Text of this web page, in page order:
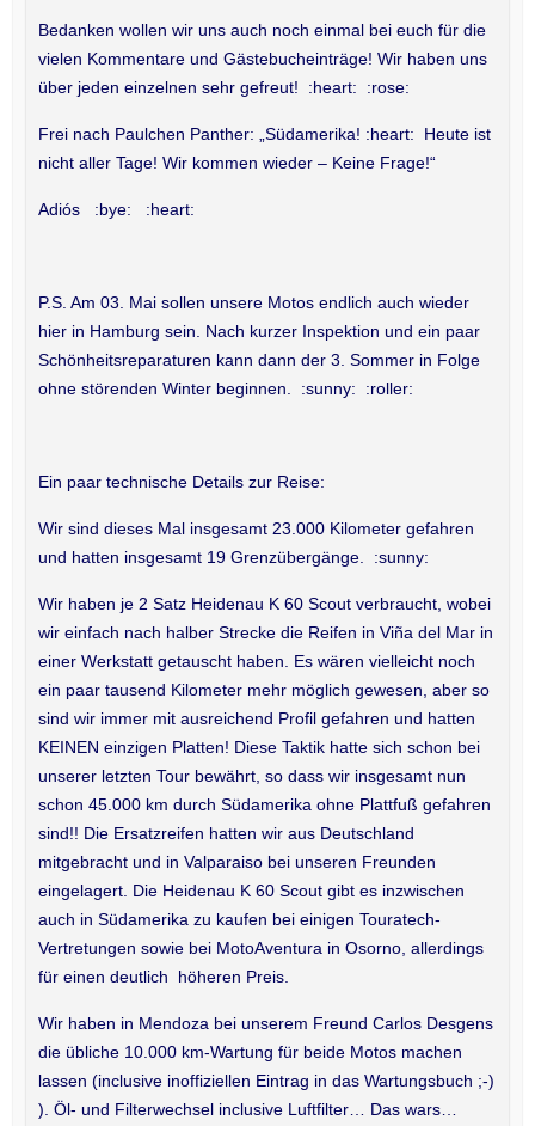
Bedanken wollen wir uns auch noch einmal bei euch für die
vielen Kommentare und Gästebucheinträge! Wir haben uns
über jeden einzelnen sehr gefreut! :heart: :rose:
Frei nach Paulchen Panther: „Südamerika! :heart: Heute ist
nicht aller Tage! Wir kommen wieder – Keine Frage!“
Adiós :bye: :heart:
P.S. Am 03. Mai sollen unsere Motos endlich auch wieder
hier in Hamburg sein. Nach kurzer Inspektion und ein paar
Schönheitsreparaturen kann dann der 3. Sommer in Folge
ohne störenden Winter beginnen. :sunny: :roller:
Ein paar technische Details zur Reise:
Wir sind dieses Mal insgesamt 23.000 Kilometer gefahren
und hatten insgesamt 19 Grenzübergänge. :sunny:
Wir haben je 2 Satz Heidenau K 60 Scout verbraucht, wobei
wir einfach nach halber Strecke die Reifen in Viña del Mar in
einer Werkstatt getauscht haben. Es wären vielleicht noch
ein paar tausend Kilometer mehr möglich gewesen, aber so
sind wir immer mit ausreichend Profil gefahren und hatten
KEINEN einzigen Platten! Diese Taktik hatte sich schon bei
unserer letzten Tour bewährt, so dass wir insgesamt nun
schon 45.000 km durch Südamerika ohne Plattfuß gefahren
sind!! Die Ersatzreifen hatten wir aus Deutschland
mitgebracht und in Valparaiso bei unseren Freunden
eingelagert. Die Heidenau K 60 Scout gibt es inzwischen
auch in Südamerika zu kaufen bei einigen Touratech-
Vertretungen sowie bei MotoAventura in Osorno, allerdings
für einen deutlich höheren Preis.
Wir haben in Mendoza bei unserem Freund Carlos Desgens
die übliche 10.000 km-Wartung für beide Motos machen
lassen (inclusive inoffiziellen Eintrag in das Wartungsbuch ;-)
). Öl- und Filterwechsel inclusive Luftfilter… Das wars…